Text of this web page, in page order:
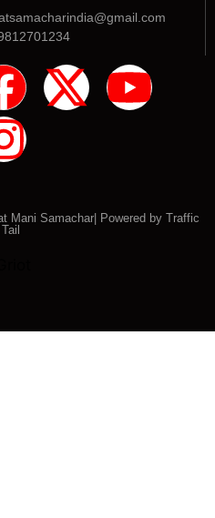
Mani Samachar| Powered by Traffic
Tail